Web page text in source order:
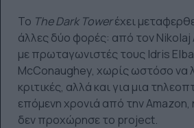
Το TheDark Towerέχει
άλλες δύο φορές: από τον Nikolaj
με πρωταγωνιστές τους Idris
McConaughey, χωρίς ωστόσο να
κριτικές, αλλά και για μια
επόμενη χρονιά από την
δεν προχώρησε το project.